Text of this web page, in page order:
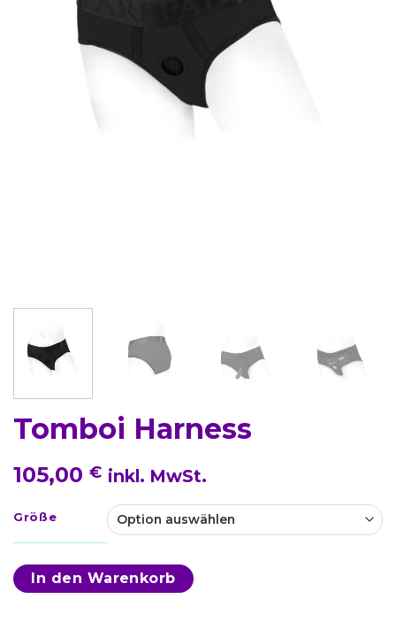
Tomboi Harness
105,00 € inkl. MwSt.
Größe
In den Warenkorb